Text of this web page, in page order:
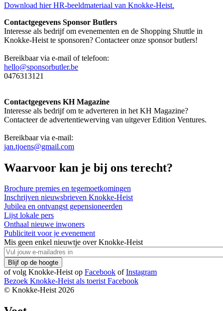
Download hier HR-beeldmateriaal van Knokke-Heist.
Contactgegevens Sponsor Butlers
Interesse als bedrijf om evenementen en de Shopping Shuttle in
Knokke-Heist te sponsoren? Contacteer onze sponsor butlers!
Bereikbaar via e-mail of telefoon:
hello@sponsorbutler.be
0476313121
Contactgegevens KH Magazine
Interesse als bedrijf om te adverteren in het KH Magazine?
Contacteer de advertentiewerving van uitgever Edition Ventures.
Bereikbaar via e-mail:
jan.tjoens@gmail.com
Waarvoor kan je bij ons terecht?
Brochure premies en tegemoetkomingen
Inschrijven nieuwsbrieven Knokke-Heist
Jubilea en ontvangst gepensioneerden
Lijst lokale pers
Onthaal nieuwe inwoners
Publiciteit voor je evenement
Mis geen enkel nieuwtje over Knokke-Heist
of volg Knokke-Heist op Facebook ofInstagram
Bezoek Knokke-Heist als toerist Facebook
© Knokke-Heist 2026